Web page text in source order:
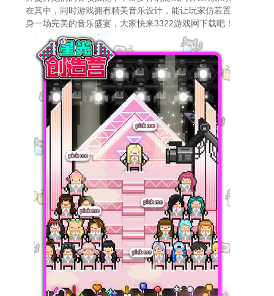
在其中，同时游戏拥有精美音乐设计，能让玩家仿若置
身一场完美的音乐盛宴，大家快来3322游戏网下载吧！